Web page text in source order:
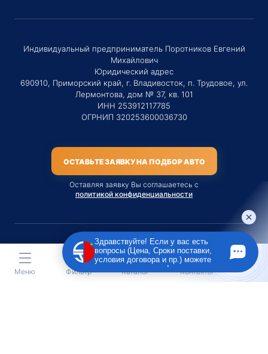
Индивидуальный предприниматель Поротников Евгений
Михайлович
Юридический адрес
690910, Приморский край, г. Владивосток, п. Трудовое, ул.
Лермонтова, дом № 37, кв. 101
ИНН 253912117785
ОГРНИП 320253600036730
ОСТАВЬТЕ ЗАЯВКУ НА ПОДБОР АВТО
Оставляя заявку Вы соглашаетесь с
политикой конфиденциальности
Материалы данного сайта являются публичной офертой
только на услугу сопровождения Агентом приобретения
транспортного средства Клиентом.
Меню Фильтр Каталог Контакты
Здравствуйте! Если у вас есть
вопросы (Цена, Сроки поставки,
условия договора и пр.) можете
задать их мне в чат!